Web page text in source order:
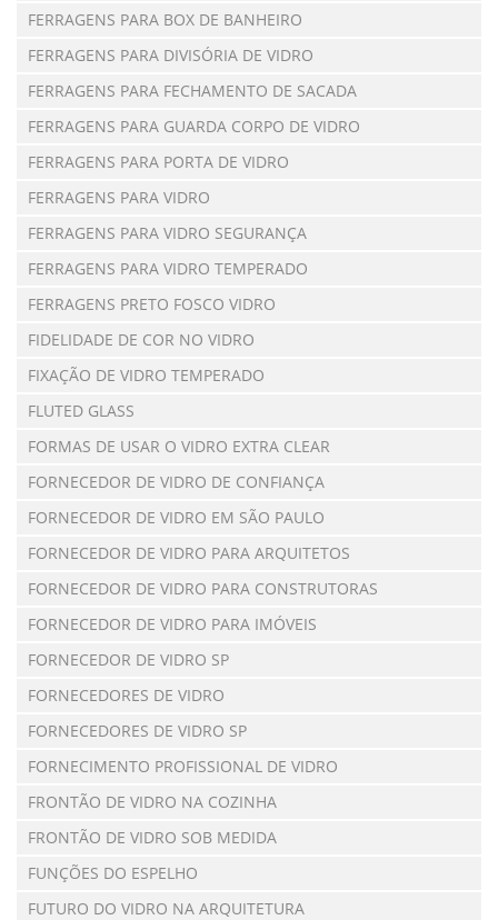
FERRAGENS PARA BOX DE BANHEIRO
FERRAGENS PARA DIVISÓRIA DE VIDRO
FERRAGENS PARA FECHAMENTO DE SACADA
FERRAGENS PARA GUARDA CORPO DE VIDRO
FERRAGENS PARA PORTA DE VIDRO
FERRAGENS PARA VIDRO
FERRAGENS PARA VIDRO SEGURANÇA
FERRAGENS PARA VIDRO TEMPERADO
FERRAGENS PRETO FOSCO VIDRO
FIDELIDADE DE COR NO VIDRO
FIXAÇÃO DE VIDRO TEMPERADO
FLUTED GLASS
FORMAS DE USAR O VIDRO EXTRA CLEAR
FORNECEDOR DE VIDRO DE CONFIANÇA
FORNECEDOR DE VIDRO EM SÃO PAULO
FORNECEDOR DE VIDRO PARA ARQUITETOS
FORNECEDOR DE VIDRO PARA CONSTRUTORAS
FORNECEDOR DE VIDRO PARA IMÓVEIS
FORNECEDOR DE VIDRO SP
FORNECEDORES DE VIDRO
FORNECEDORES DE VIDRO SP
FORNECIMENTO PROFISSIONAL DE VIDRO
FRONTÃO DE VIDRO NA COZINHA
FRONTÃO DE VIDRO SOB MEDIDA
FUNÇÕES DO ESPELHO
FUTURO DO VIDRO NA ARQUITETURA